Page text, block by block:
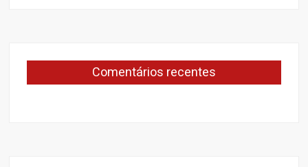
Comentários recentes